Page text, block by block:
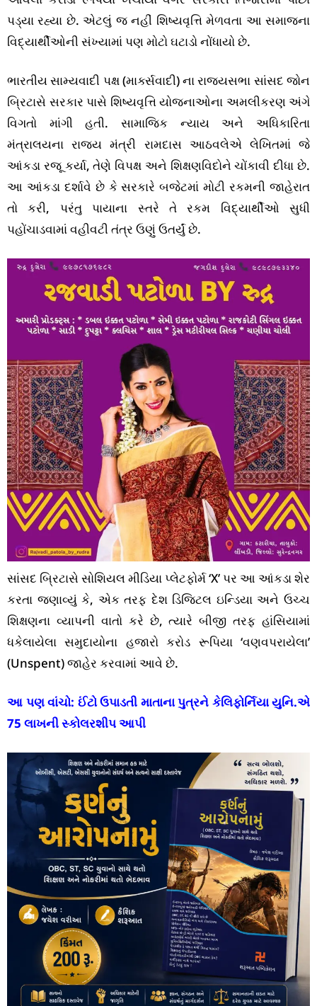
પડ્યા રહ્યા છે. એટલું જ નહીં શિષ્યવૃત્તિ મેળવતા આ સમાજના
વિદ્યાર્થીઓની સંખ્યામાં પણ મોટો ઘટાડો નોંધાયો છે.
ભારતીય સામ્યવાદી પક્ષ (માર્ક્સવાદી) ના રાજ્યસભા સાંસદ જોન
બ્રિટાસે સરકાર પાસે શિષ્યવૃત્તિ યોજનાઓના અમલીકરણ અંગે
વિગતો માંગી હતી. સામાજિક ન્યાય અને અધિકારિતા
મંત્રાલયના રાજ્ય મંત્રી રામદાસ આઠવલેએ લેખિતમાં જે
આંકડા રજૂ કર્યા, તેણે વિપક્ષ અને શિક્ષણવિદોને ચોંકાવી દીધા છે.
આ આંકડા દર્શાવે છે કે સરકારે બજેટમાં મોટી રકમની જાહેરાત
તો કરી, પરંતુ પાયાના સ્તરે તે રકમ વિદ્યાર્થીઓ સુધી
પહોંચાડવામાં વહીવટી તંત્ર ઉણું ઉતર્યું છે.
સાંસદ બ્રિટાસે સોશિયલ મીડિયા પ્લેટફોર્મ ‘X’ પર આ આંકડા શેર
કરતા જણાવ્યું કે, એક તરફ દેશ ડિજિટલ ઇન્ડિયા અને ઉચ્ચ
શિક્ષણના વ્યાપની વાતો કરે છે, ત્યારે બીજી તરફ હાંસિયામાં
ધકેલાયેલા સમુદાયોના હજારો કરોડ રૂપિયા ‘વણવપરાયેલા’
(Unspent) જાહેર કરવામાં આવે છે.
આ પણ વાંચો: ઈંટો ઉપાડતી માતાના પુત્રને કેલિફોર્નિયા યુનિ.એ
75 લાખની સ્કોલરશીપ આપી